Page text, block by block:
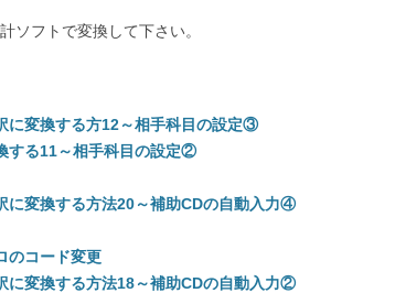
ソフトで変換して下さい。
に変換する方12～相手科目の設定③
する11～相手科目の設定②
に変換する方法20～補助CDの自動入力④
のコード変更
に変換する方法18～補助CDの自動入力②